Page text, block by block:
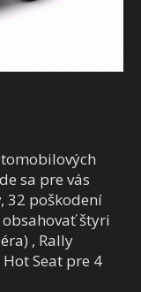
sa pre vás
32 poškodení
štyri
, Rally
Seat pre 4